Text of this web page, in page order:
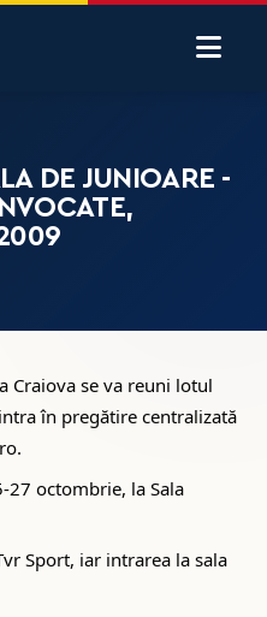
DE JUNIOARE -
Craiova se va reuni lotul
în pregătire centralizată
27 octombrie, la Sala
Sport, iar intrarea la sala